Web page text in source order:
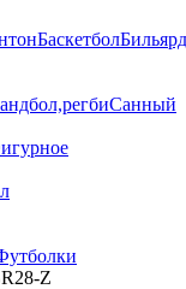
БаскетболБильярд
Санный
Z